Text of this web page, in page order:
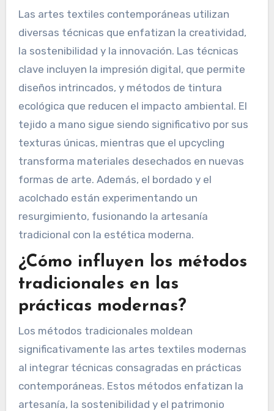
Las artes textiles contemporáneas utilizan
diversas técnicas que enfatizan la creatividad,
la sostenibilidad y la innovación. Las técnicas
clave incluyen la impresión digital, que permite
diseños intrincados, y métodos de tintura
ecológica que reducen el impacto ambiental. El
tejido a mano sigue siendo significativo por sus
texturas únicas, mientras que el upcycling
transforma materiales desechados en nuevas
formas de arte. Además, el bordado y el
acolchado están experimentando un
resurgimiento, fusionando la artesanía
tradicional con la estética moderna.
¿Cómo influyen los métodos
tradicionales en las
prácticas modernas?
Los métodos tradicionales moldean
significativamente las artes textiles modernas
al integrar técnicas consagradas en prácticas
contemporáneas. Estos métodos enfatizan la
artesanía, la sostenibilidad y el patrimonio